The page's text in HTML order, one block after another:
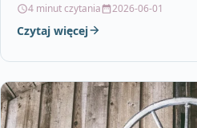
4 minut czytania 2026-06-01
Czytaj więcej